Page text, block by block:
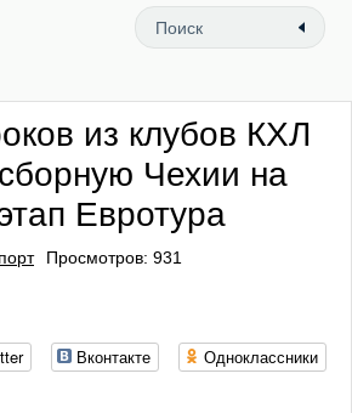
флебологии: в Москве
открылся «Городской центр
заболеваний вен и
профилактики
из клубов КХЛ
Чехии на
Евротура
Просмотров: 931
Вконтакте
Одноклассники